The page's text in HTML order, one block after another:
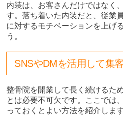
内装は、お客さんだけではなく
す。落ち着いた内装だと、従業
に対するモチベーションを上げ
う。
SNSやDMを活用して集
整骨院を開業して長く続けるた
とは必要不可欠です。ここでは
っておくとよい方法を紹介します